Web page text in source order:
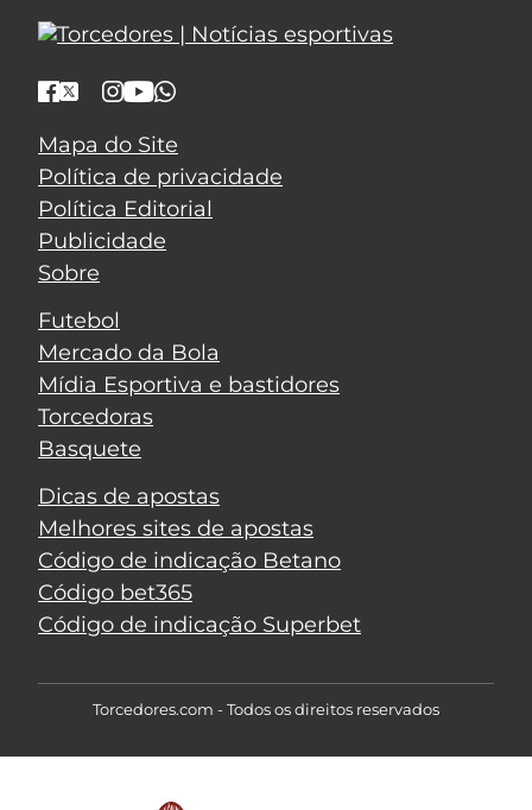
Mapa do Site
Política de privacidade
Política Editorial
Publicidade
Sobre
Futebol
Mercado da Bola
Mídia Esportiva e bastidores
Torcedoras
Basquete
Dicas de apostas
Melhores sites de apostas
Código de indicação Betano
Código bet365
Código de indicação Superbet
Torcedores.com - Todos os direitos reservados